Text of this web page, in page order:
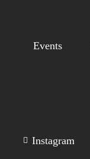
Events
Instagram